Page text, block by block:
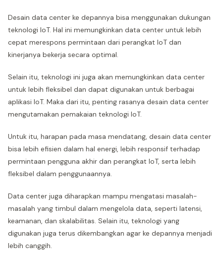
Desain data center ke depannya bisa menggunakan dukungan
teknologi IoT. Hal ini memungkinkan data center untuk lebih
cepat merespons permintaan dari perangkat IoT dan
kinerjanya bekerja secara optimal.
Selain itu, teknologi ini juga akan memungkinkan data center
untuk lebih fleksibel dan dapat digunakan untuk berbagai
aplikasi IoT. Maka dari itu, penting rasanya desain data center
mengutamakan pemakaian teknologi IoT.
Untuk itu, harapan pada masa mendatang, desain data center
bisa lebih efisien dalam hal energi, lebih responsif terhadap
permintaan pengguna akhir dan perangkat IoT, serta lebih
fleksibel dalam penggunaannya.
Data center juga diharapkan mampu mengatasi masalah-
masalah yang timbul dalam mengelola data, seperti latensi,
keamanan, dan skalabilitas. Selain itu, teknologi yang
digunakan juga terus dikembangkan agar ke depannya menjadi
lebih canggih.